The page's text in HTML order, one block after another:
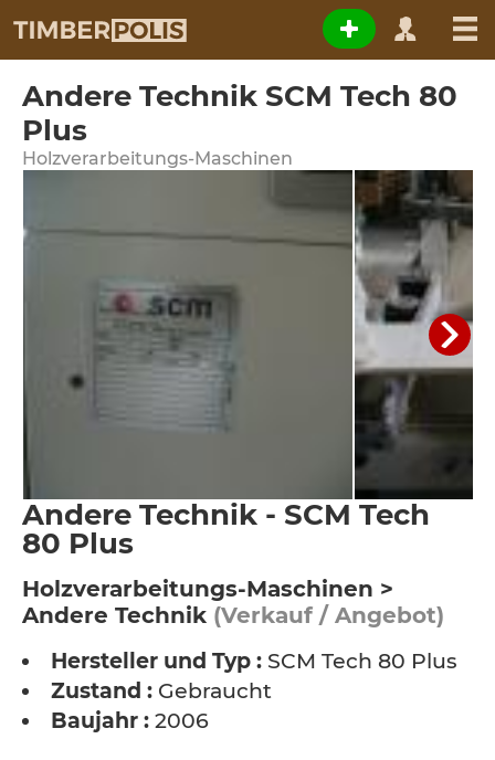
Andere Technik SCM Tech 80
Plus
Holzverarbeitungs-Maschinen
Andere Technik - SCM Tech
80 Plus
Holzverarbeitungs-Maschinen >
Andere Technik (Verkauf / Angebot)
Hersteller und Typ : SCM Tech 80 Plus
Zustand : Gebraucht
Baujahr : 2006